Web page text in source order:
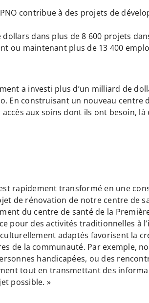
contribue à des projets de
dans plus de 8 600 projets
ou maintenant plus de 13 400
a investi plus d’un milliard de
En construisant un nouveau centre
aux soins dont ils ont besoin,
rapidement transformé en une
de rénovation de notre centre de
du centre de santé de la
pour des activités traditionnelles à
adaptés favorisent la
de la communauté. Par exemple,
handicapées, ou des
tout en transmettant des
possible. »